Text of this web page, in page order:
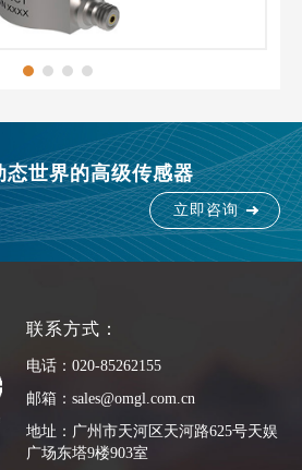
世界的高级传感器
立即咨询
联系方式：
电话：020-85262155
邮箱：sales@omgl.com.cn
地址：广州市天河区天河路625号天娱
广场东塔9楼903室